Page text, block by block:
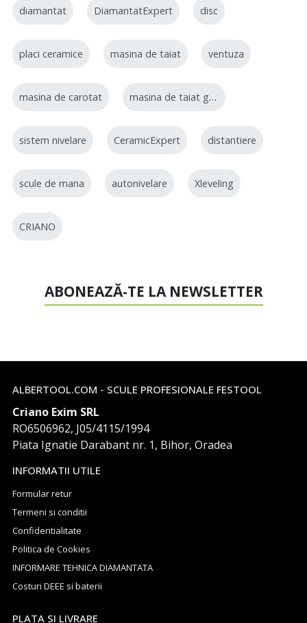
diamantat DiamantatExpert disc
placi ceramice masina de taiat ventuza
masina de carotat masina de taiat gresie
sistem nivelare CeramicExpert distantiere
scule de mana autonivelare Xleveling
CRIANO
ABONEAZĂ-TE LA NEWSLETTER
ALBERTOOL.COM - SCULE PROFESIONALE FESTOOL
Criano Exim SRL
RO6506962, J05/4115/1994
Piata Ignatie Darabant nr. 1, Bihor, Oradea
INFORMATII UTILE
Formular retur
Termeni si conditii
Confidentialitate
Politica de Cookies
INFORMARE TEHNICA DIAMANTATA
Costuri DEEE si baterii
PLATA SI LIVRARE